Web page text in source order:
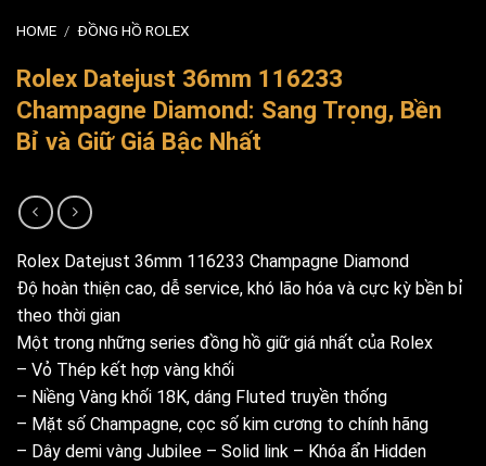
HOME / ĐỒNG HỒ ROLEX
Rolex Datejust 36mm 116233
Champagne Diamond: Sang Trọng, Bền
Bỉ và Giữ Giá Bậc Nhất
Rolex Datejust 36mm 116233 Champagne Diamond
Độ hoàn thiện cao, dễ service, khó lão hóa và cực kỳ bền bỉ
theo thời gian
Một trong những series đồng hồ giữ giá nhất của Rolex
– Vỏ Thép kết hợp vàng khối
– Niềng Vàng khối 18K, dáng Fluted truyền thống
– Mặt số Champagne, cọc số kim cương to chính hãng
– Dây demi vàng Jubilee – Solid link – Khóa ẩn Hidden